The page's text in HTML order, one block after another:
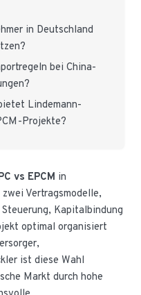
in Deutschland
bei China-
Lindemann-
Projekte?
vs EPCM in
Vertragsmodelle,
Kapitalbindung
optimal organisiert
ist diese Wahl
Markt durch hohe